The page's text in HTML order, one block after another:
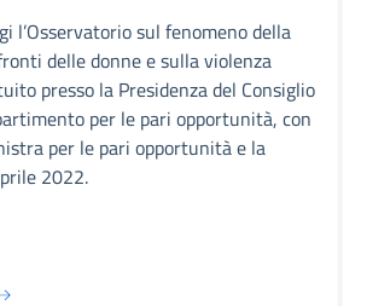
l’Osservatorio sul fenomeno della
delle donne e sulla violenza
presso la Presidenza del Consiglio
per le pari opportunità, con
per le pari opportunità e la
2022.